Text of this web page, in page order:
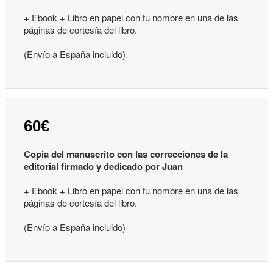
+ Ebook + Libro en papel con tu nombre en una de las
páginas de cortesía del libro.
(Envío a España incluido)
60€
Copia del manuscrito con las correcciones de la
editorial firmado y dedicado por Juan
+ Ebook + Libro en papel con tu nombre en una de las
páginas de cortesía del libro.
(Envío a España incluido)